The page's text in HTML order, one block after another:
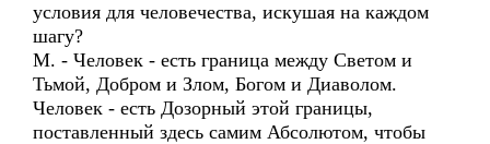
условия для человечества, искушая на каждом
шагу?
М. - Человек - есть граница между Светом и
Тьмой, Добром и Злом, Богом и Диаволом.
Человек - есть Дозорный этой границы,
поставленный здесь самим Абсолютом, чтобы